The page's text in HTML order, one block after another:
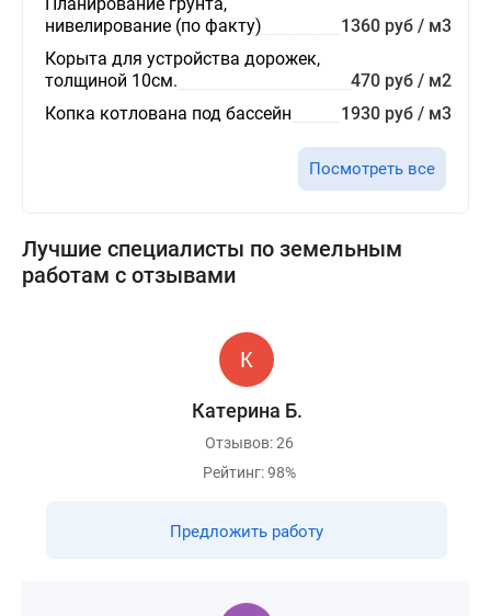
нивелирование (по факту)
1360 руб / м3
Корыта для устройства дорожек,
толщиной 10см.
470 руб / м2
Копка котлована под бассейн
1930 руб / м3
Посмотреть все
Лучшие специалисты по земельным
работам с отзывами
Катерина Б.
Отзывов: 26
Рейтинг: 98%
Предложить работу